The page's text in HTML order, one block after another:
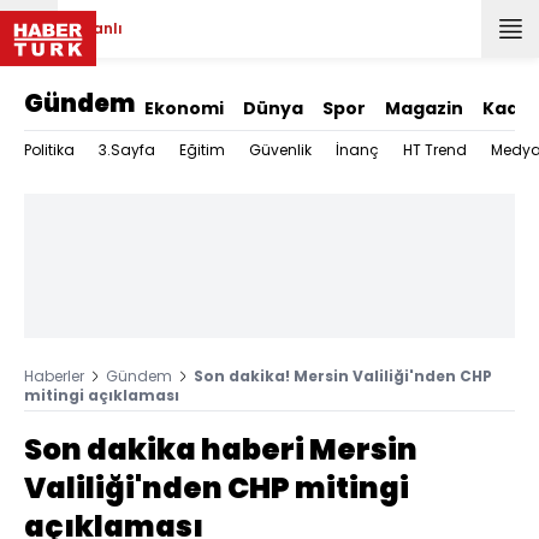
Canlı
Gündem Ekonomi Dünya Spor Magazin Kadın
Politika 3.Sayfa Eğitim Güvenlik İnanç HT Trend
Haberler Gündem
Son dakika! Mersin Valiliği'nden CHP
mitingi açıklaması
Son dakika haberi Mersin
Valiliği'nden CHP mitingi
açıklaması